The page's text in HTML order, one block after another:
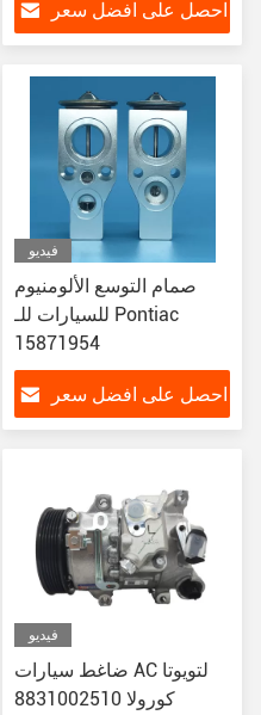
1K0820803G
احصل على افضل سعر
فيديو
صمام التوسع الألومنيوم
للسيارات للـ Pontiac
15871954
احصل على افضل سعر
فيديو
ضاغط سيارات AC لتويوتا
كورولا 8831002510